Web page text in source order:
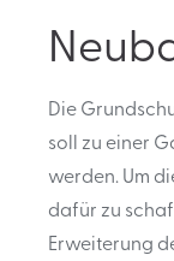
Die
soll zu einer
werden. Um
dafür zu
Erweiterung